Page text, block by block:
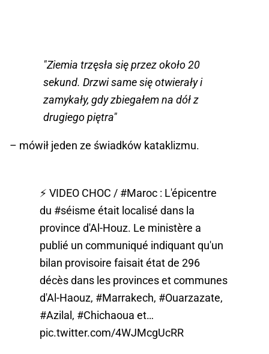
"Ziemia trzęsła się przez około 20
sekund. Drzwi same się otwierały i
zamykały, gdy zbiegałem na dół z
drugiego piętra"
– mówił jeden ze świadków kataklizmu.
⚡️ VIDEO CHOC / #Maroc : L'épicentre
du #séisme était localisé dans la
province d'Al-Houz. Le ministère a
publié un communiqué indiquant qu'un
bilan provisoire faisait état de 296
décès dans les provinces et communes
d'Al-Haouz, #Marrakech, #Ouarzazate,
#Azilal , #Chichaoua et…
pic.twitter.com/4WJMcgUcRR